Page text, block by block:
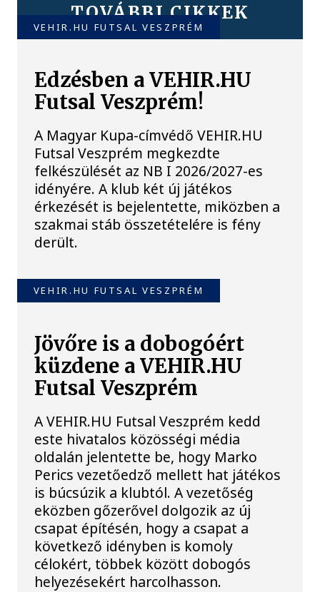
TOVÁBBI CIKKEK
VEHIR.HU FUTSAL VESZPRÉM
Edzésben a VEHIR.HU
Futsal Veszprém!
A Magyar Kupa-címvédő VEHIR.HU
Futsal Veszprém megkezdte
felkészülését az NB I 2026/2027-es
idényére. A klub két új játékos
érkezését is bejelentette, miközben a
szakmai stáb összetételére is fény
derült.
VEHIR.HU FUTSAL VESZPRÉM
Jövőre is a dobogóért
küzdene a VEHIR.HU
Futsal Veszprém
A VEHIR.HU Futsal Veszprém kedd
este hivatalos közösségi média
oldalán jelentette be, hogy Marko
Perics vezetőedző mellett hat játékos
is búcsúzik a klubtól. A vezetőség
eközben gőzerővel dolgozik az új
csapat építésén, hogy a csapat a
következő idényben is komoly
célokért, többek között dobogós
helyezésekért harcolhasson.